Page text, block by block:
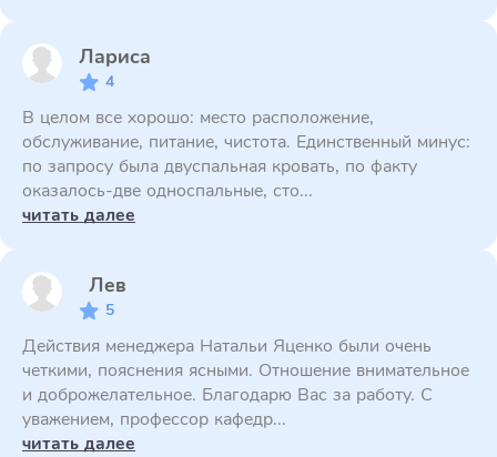
Лариса
4
В целом все хорошо: место расположение,
обслуживание, питание, чистота. Единственный минус:
по запросу была двуспальная кровать, по факту
оказалось-две односпальные, сто...
читать далее
Лев
5
Действия менеджера Натальи Яценко были очень
четкими, пояснения ясными. Отношение внимательное
и доброжелательное. Благодарю Вас за работу. С
уважением, профессор кафедр...
читать далее